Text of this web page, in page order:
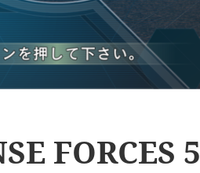
FORCES 5